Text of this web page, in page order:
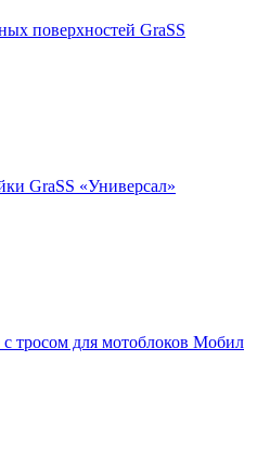
поверхностей GraSS
GraSS «Универсал»
тросом для мотоблоков Мобил